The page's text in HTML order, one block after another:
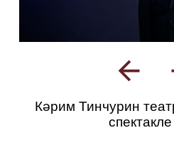
Кәрим Тинчурин